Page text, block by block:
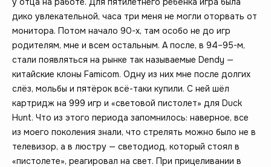
дико увлекательной, часа три меня не могли оторвать от
монитора. Потом начало 90-х, там особо не до игр
родителям, мне и всем остальным. А после, в 94–95-м,
стали появляться на рынке так называемые Dendy —
китайские клоны Famicom. Одну из них мне после долгих
слёз, мольбы и пятёрок всё-таки купили. С ней шёл
картридж на 999 игр и «световой пистолет» для Duck
Hunt. Что из этого периода запомнилось: наверное, все
из моего поколения знали, что стрелять можно было не в
телевизор, а в люстру — светодиод, который стоял в
«пистолете», реагировал на свет. При прицеливании в